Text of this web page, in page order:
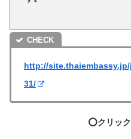
http://
31/
⭕️クリッ